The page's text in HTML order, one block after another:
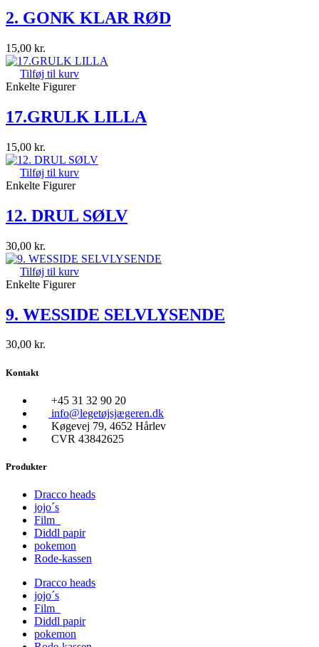
2. GONK KLAR RØD
15,00 kr.
Tilføj til kurv
Enkelte Figurer
17.GRULK LILLA
15,00 kr.
Tilføj til kurv
Enkelte Figurer
12. DRUL SØLV
30,00 kr.
Tilføj til kurv
Enkelte Figurer
9. WESSIDE SELVLYSENDE
30,00 kr.
Kontakt
+45 31 32 90 20
info@legetøjsjægeren.dk
Køgevej 79, 4652 Hårlev
CVR 43842625
Produkter
Dracco heads
jojo´s
Film
Diddl papir
pokemon
Rode-kassen
Dracco heads
jojo´s
Film
Diddl papir
pokemon